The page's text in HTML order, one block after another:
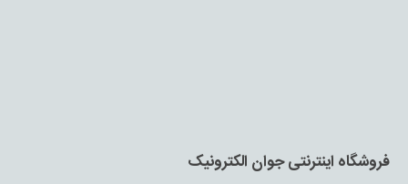
فروشگاه اینترنتی جوان الکترونیک